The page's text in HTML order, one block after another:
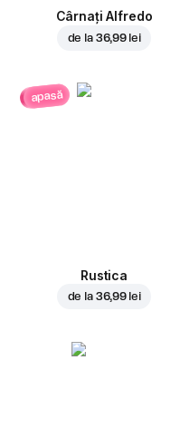
Cârnați Alfredo
de la 36,99 lei
apasă
Rustica
de la 36,99 lei